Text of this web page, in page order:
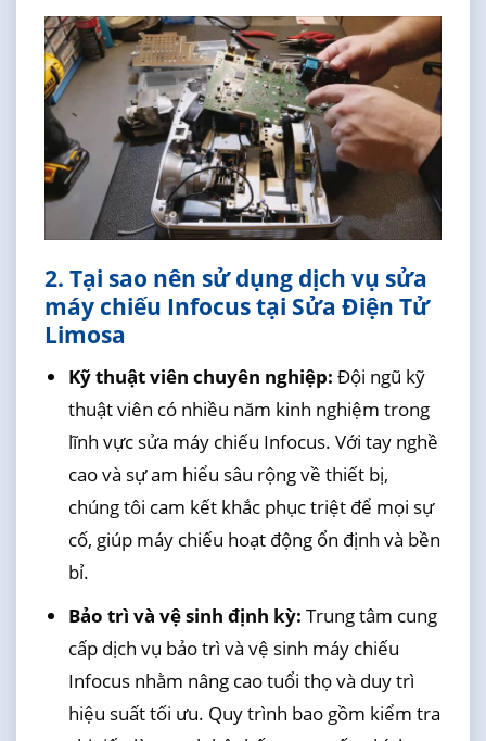
2. Tại sao nên sử dụng dịch vụ sửa
máy chiếu Infocus tại Sửa Điện Tử
Limosa
Kỹ thuật viên chuyên nghiệp: Đội ngũ kỹ
thuật viên có nhiều năm kinh nghiệm trong
lĩnh vực sửa máy chiếu Infocus. Với tay nghề
cao và sự am hiểu sâu rộng về thiết bị,
chúng tôi cam kết khắc phục triệt để mọi sự
cố, giúp máy chiếu hoạt động ổn định và bền
bỉ.
Bảo trì và vệ sinh định kỳ: Trung tâm cung
cấp dịch vụ bảo trì và vệ sinh máy chiếu
Infocus nhằm nâng cao tuổi thọ và duy trì
hiệu suất tối ưu. Quy trình bao gồm kiểm tra